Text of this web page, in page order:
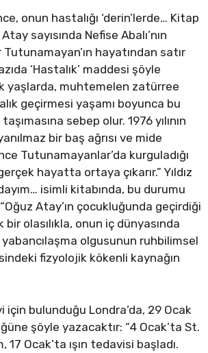
onun hastalığı ‘derin’lerde… Kitap
sayısında Nefise Abalı’nın
Tutunamayan’ın hayatından satır
‘Hastalık’ maddesi şöyle
yaşlarda, muhtemelen zatürree
geçirmesi yaşamı boyunca bu
sebep olur. 1976 yılının
bir baş ağrısı ve mide
Tutunamayanlar’da kurguladığı
hayatta ortaya çıkarır.” Yıldız
isimli kitabında, bu durumu
Atay’ın çocukluğunda geçirdiği
olasılıkla, onun iç dünyasında
yabancılaşma olgusunun ruhbilimsel
fizyolojik kökenli kaynağın
için bulunduğu Londra’da, 29 Ocak
şöyle yazacaktır: “4 Ocak’ta St.
17 Ocak’ta ışın tedavisi başladı.